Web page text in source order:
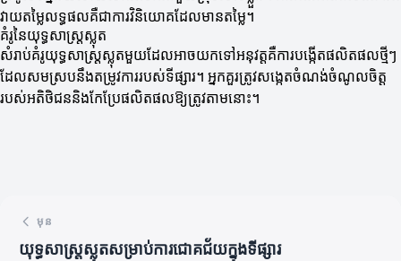
វាយតម្លៃលទ្ធផលគឺជាការវិនិយោគដែលមានតម្លៃ។
គំរូនៃយុទ្ធសាស្រ្តស្លុត
សំរាប់គំរូយុទ្ធសាស្រ្តស្លុតមួយដែលអាចយកទៅអនុវត្តគឺការបង្កើតផលិតផលថ្មីៗ
ដែលសមស្របនឹងតម្រូវការរបស់ទីផ្សារ។ អ្នកគួរត្រូវសង្កេតចំណង់ចំណូលចិត្ត
របស់អតិថិជននិងកែប្រែផលិតផលឱ្យត្រូវតាមនោះ។
មុន
យុទ្ធសាស្រ្តស្លុតសម្រាប់ការជោគជ័យក្នុងទីផ្សារ